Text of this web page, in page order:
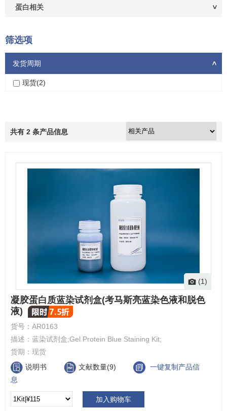
蛋白相关
筛选项
发货周期 >
现货(2)
共有 2 条产品信息
(1)
凝胶蛋白质蓝染试剂盒(考马斯亮蓝染色液和脱色
液)
货号： AR0163
描述： 蓝染试剂盒;Gel Protein Blue Staining Kit;
货期： 现货
说明书
文献数量(9)
一键复制产品信
息
加入购物车